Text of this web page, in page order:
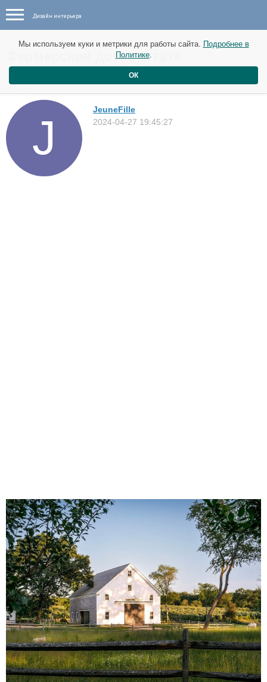
Дизайн интерьера
Фермерский дом в штате
Массачусетс
JeuneFille
2024-04-27 19:45:27
Мы используем куки и метрики для работы сайта. Подробнее в
Политике.
ОК